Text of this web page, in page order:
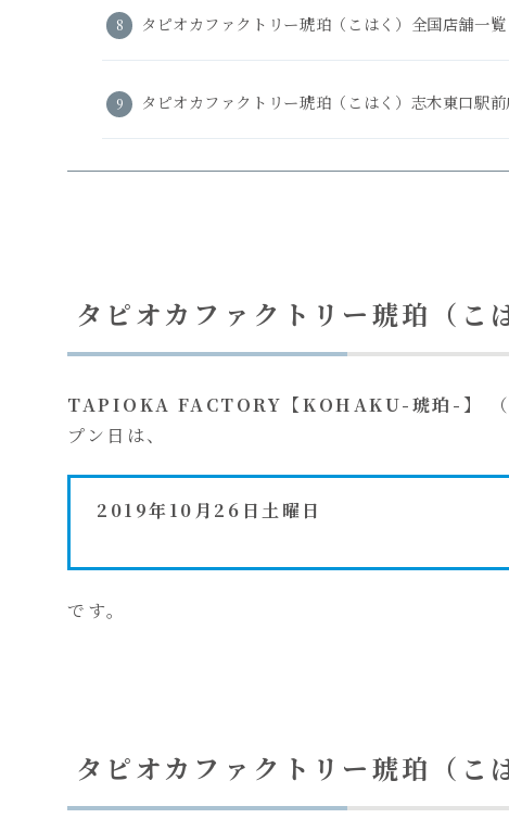
タピオカファクトリー琥珀（こはく）全国店舗一覧
タピオカファクトリー琥珀（こはく）志木東口駅
タピオカファクトリー琥珀（こ
TAPIOKA FACTORY【KOHAKU-琥珀-】
プン日は、
2019年10月26日土曜日
です。
タピオカファクトリー琥珀（こ